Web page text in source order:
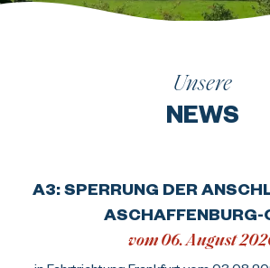
Unsere
NEWS
A3: SPERRUNG DER
ASCHAFFENBURG-
vom 06. August